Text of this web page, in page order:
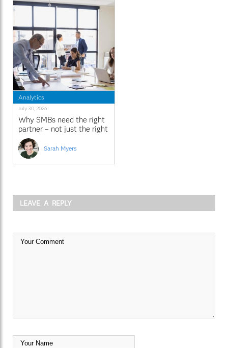
Analytics
July 30, 2026
Why SMBs need the right
partner – not just the right
platform
Sarah Myers
LEAVE A REPLY